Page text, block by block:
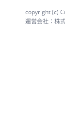
copyright (c)
運営会社：株